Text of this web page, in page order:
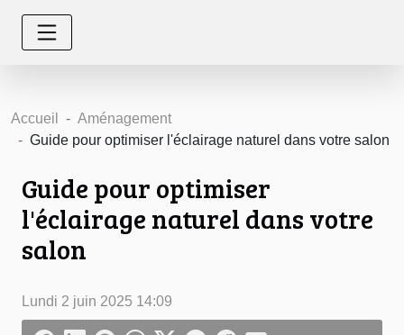
Accueil
Aménagement
Guide pour optimiser l'éclairage naturel dans votre salon
Guide pour optimiser
l'éclairage naturel dans votre
salon
Lundi 2 juin 2025 14:09